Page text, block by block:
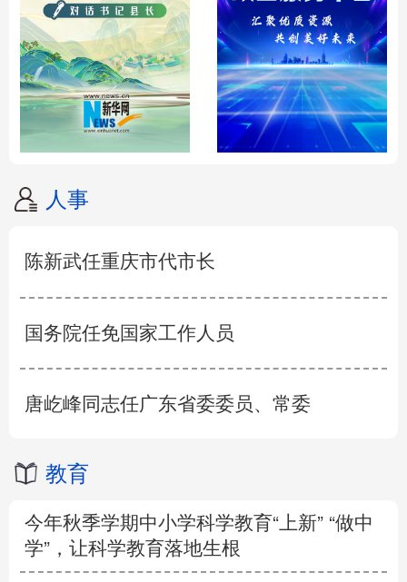
人事
陈新武任重庆市代市长
国务院任免国家工作人员
唐屹峰同志任广东省委委员、常委
教育
今年秋季学期中小学科学教育“上新” “做中
学”，让科学教育落地生根